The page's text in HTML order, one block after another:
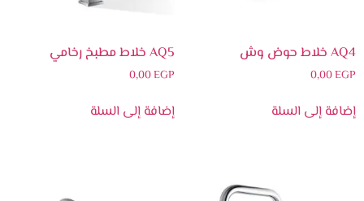
AQ4 خلاط حوض وش
0,00EGP
إضافة إلى السلة
AQ5 خلاط مطبخ رخامي
0,00EGP
إضافة إلى السلة